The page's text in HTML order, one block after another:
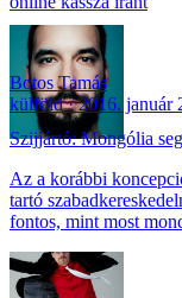
Botos Tamás
külföld
2016. január
Szijjártó: Mongólia
Az a korábbi
tartó
fontos, mint most